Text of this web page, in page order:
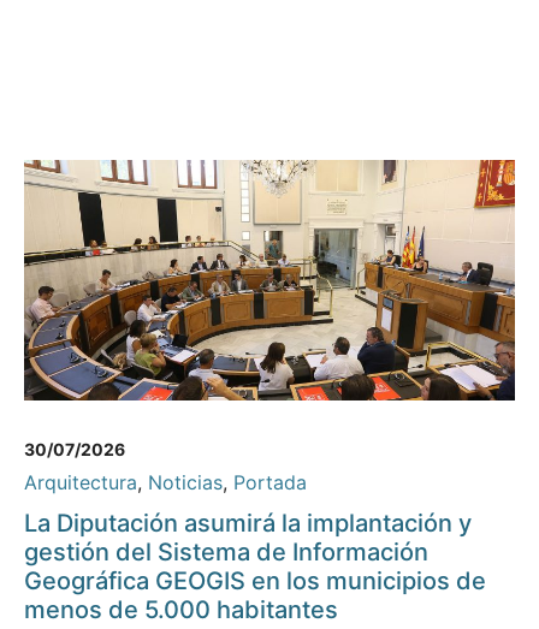
30/07/2026
Arquitectura, Noticias, Portada
La Diputación asumirá la implantación y
gestión del Sistema de Información
Geográfica GEOGIS en los municipios de
menos de 5.000 habitantes